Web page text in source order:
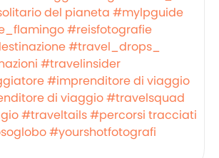
del pianeta #mylpguide
#reisfotografie
#travel_drops_
#travelinsider
#imprenditore di viaggio
di viaggio#travelsquad
#traveltails#percorsi tracciati
#yourshotfotografi